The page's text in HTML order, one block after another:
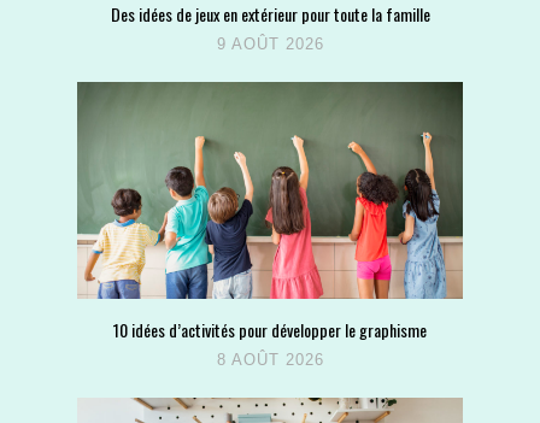
Des idées de jeux en extérieur pour toute la famille
9 AOÛT 2026
10 idées d’activités pour développer le graphisme
8 AOÛT 2026